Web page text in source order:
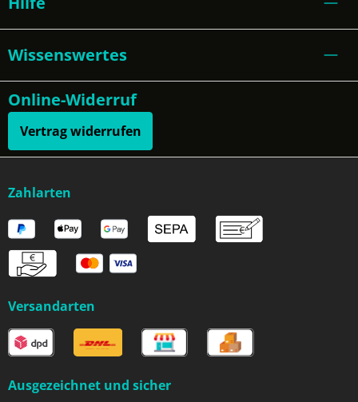
Wissenswertes
Online-Widerruf
Vertrag widerrufen
Zahlarten
Versandarten
Ausgezeichnet und sicher